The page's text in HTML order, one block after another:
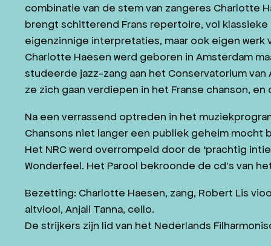
combinatie van de stem van zangeres Charlotte
brengt schitterend Frans repertoire, vol klassieke
eigenzinnige interpretaties, maar ook eigen werk
Charlotte Haesen werd geboren in Amsterdam
studeerde jazz-zang aan het Conservatorium
ze zich gaan verdiepen in het Franse chanson,
Na een verrassend optreden in het
Chansons niet langer een publiek geheim
Het NRC werd overrompeld door de ‘prachtig
Wonderfeel. Het Parool bekroonde de cd’s van
Bezetting: Charlotte Haesen, zang, Robert Lis
altviool, Anjali Tanna, cello.
De strijkers zijn lid van het Nederlands